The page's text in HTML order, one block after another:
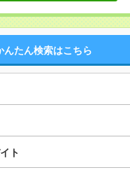
んたん検索はこちら
ト